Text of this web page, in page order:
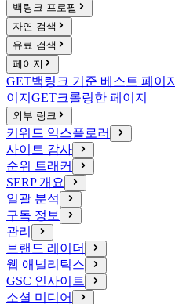
백링크 프로필
자연 검색
유료 검색
페이지
GET백링크 기준 베스트 페이지
이지 GET크롤링한 페이지
외부 링크
키워드 익스플로러
사이트 감사
순위 트래커
SERP 개요
일괄 분석
구독 정보
관리
브랜드 레이더
웹 애널리틱스
GSC 인사이트
소셜 미디어